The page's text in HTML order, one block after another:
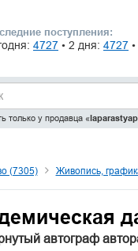
поступления:
4727 • 2 дня: 4727
только у продавца «
(7305) Живопись,
автограф